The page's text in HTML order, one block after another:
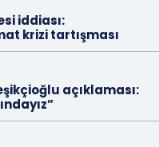
iddiası:
krizi tartışması
açıklaması: